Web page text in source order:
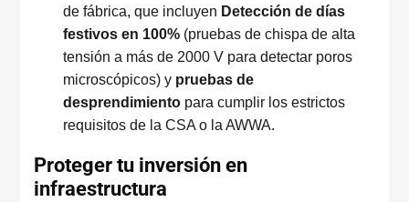
de fábrica, que incluyen Detección de días
festivos en 100% (pruebas de chispa de alta
tensión a más de 2000 V para detectar poros
microscópicos) y pruebas de
desprendimiento para cumplir los estrictos
requisitos de la CSA o la AWWA.
Proteger tu inversión en
infraestructura